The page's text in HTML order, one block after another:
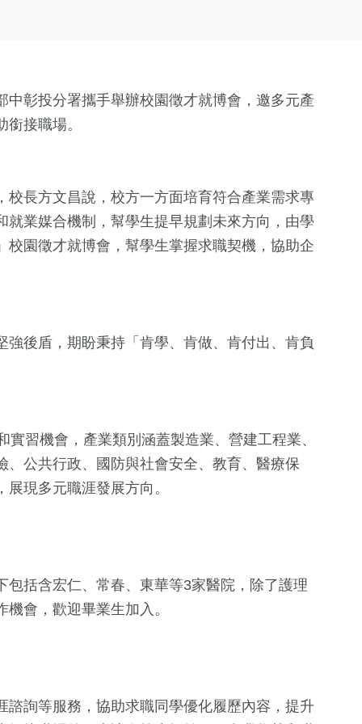
彰投分署攜手舉辦校園徵才就博會，邀多元產
接職場。
長方文昌說，校方一方面培育符合產業需求專
業媒合機制，幫學生提早規劃未來方向，由學
園徵才就博會，幫學生掌握求職契機，協助企
後盾，期盼秉持「肯學、肯做、肯付出、肯負
習機會，產業類別涵蓋製造業、營建工程業、
公共行政、國防與社會安全、教育、醫療保
現多元職涯發展方向。
括含宏仁、常春、東華等3家醫院，除了護理
會，歡迎畢業生加入。
詢等服務，協助求職同學優化履歷內容，提升